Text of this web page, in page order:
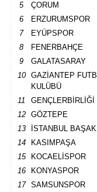
5
ÇORUM
6
ERZURUMSPOR
7
EYÜPSPOR
8
FENERBAHÇE
9
GALATASARAY
10
GAZİANTEP
KULÜBÜ
11 GENÇLERBİRLİĞİ
12
GÖZTEPE
13
İSTANBUL
14
KASIMPAŞA
15
KOCAELİSPOR
16
KONYASPOR
17
SAMSUNSPOR